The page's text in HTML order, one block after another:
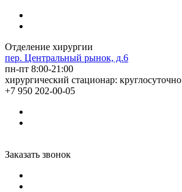
Отделение хирургии
пер. Центральный рынок, д.6
пн-пт 8:00-21:00
хирургический стационар: круглосуточно
+7 950 202-00-05
Заказать звонок